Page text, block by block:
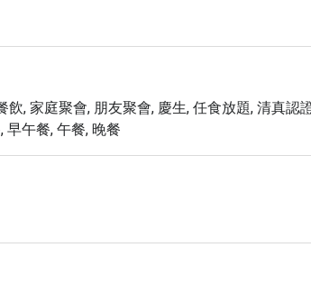
必試輕盈綿密、蛋香馥郁的自家製梳乎厘班戟
區更有原隻炭烤乳豬，皮脆肉嫩、香氣馥郁，
飲, 家庭聚會, 朋友聚會, 慶生, 任食放題, 清真認
早午餐, 午餐, 晚餐